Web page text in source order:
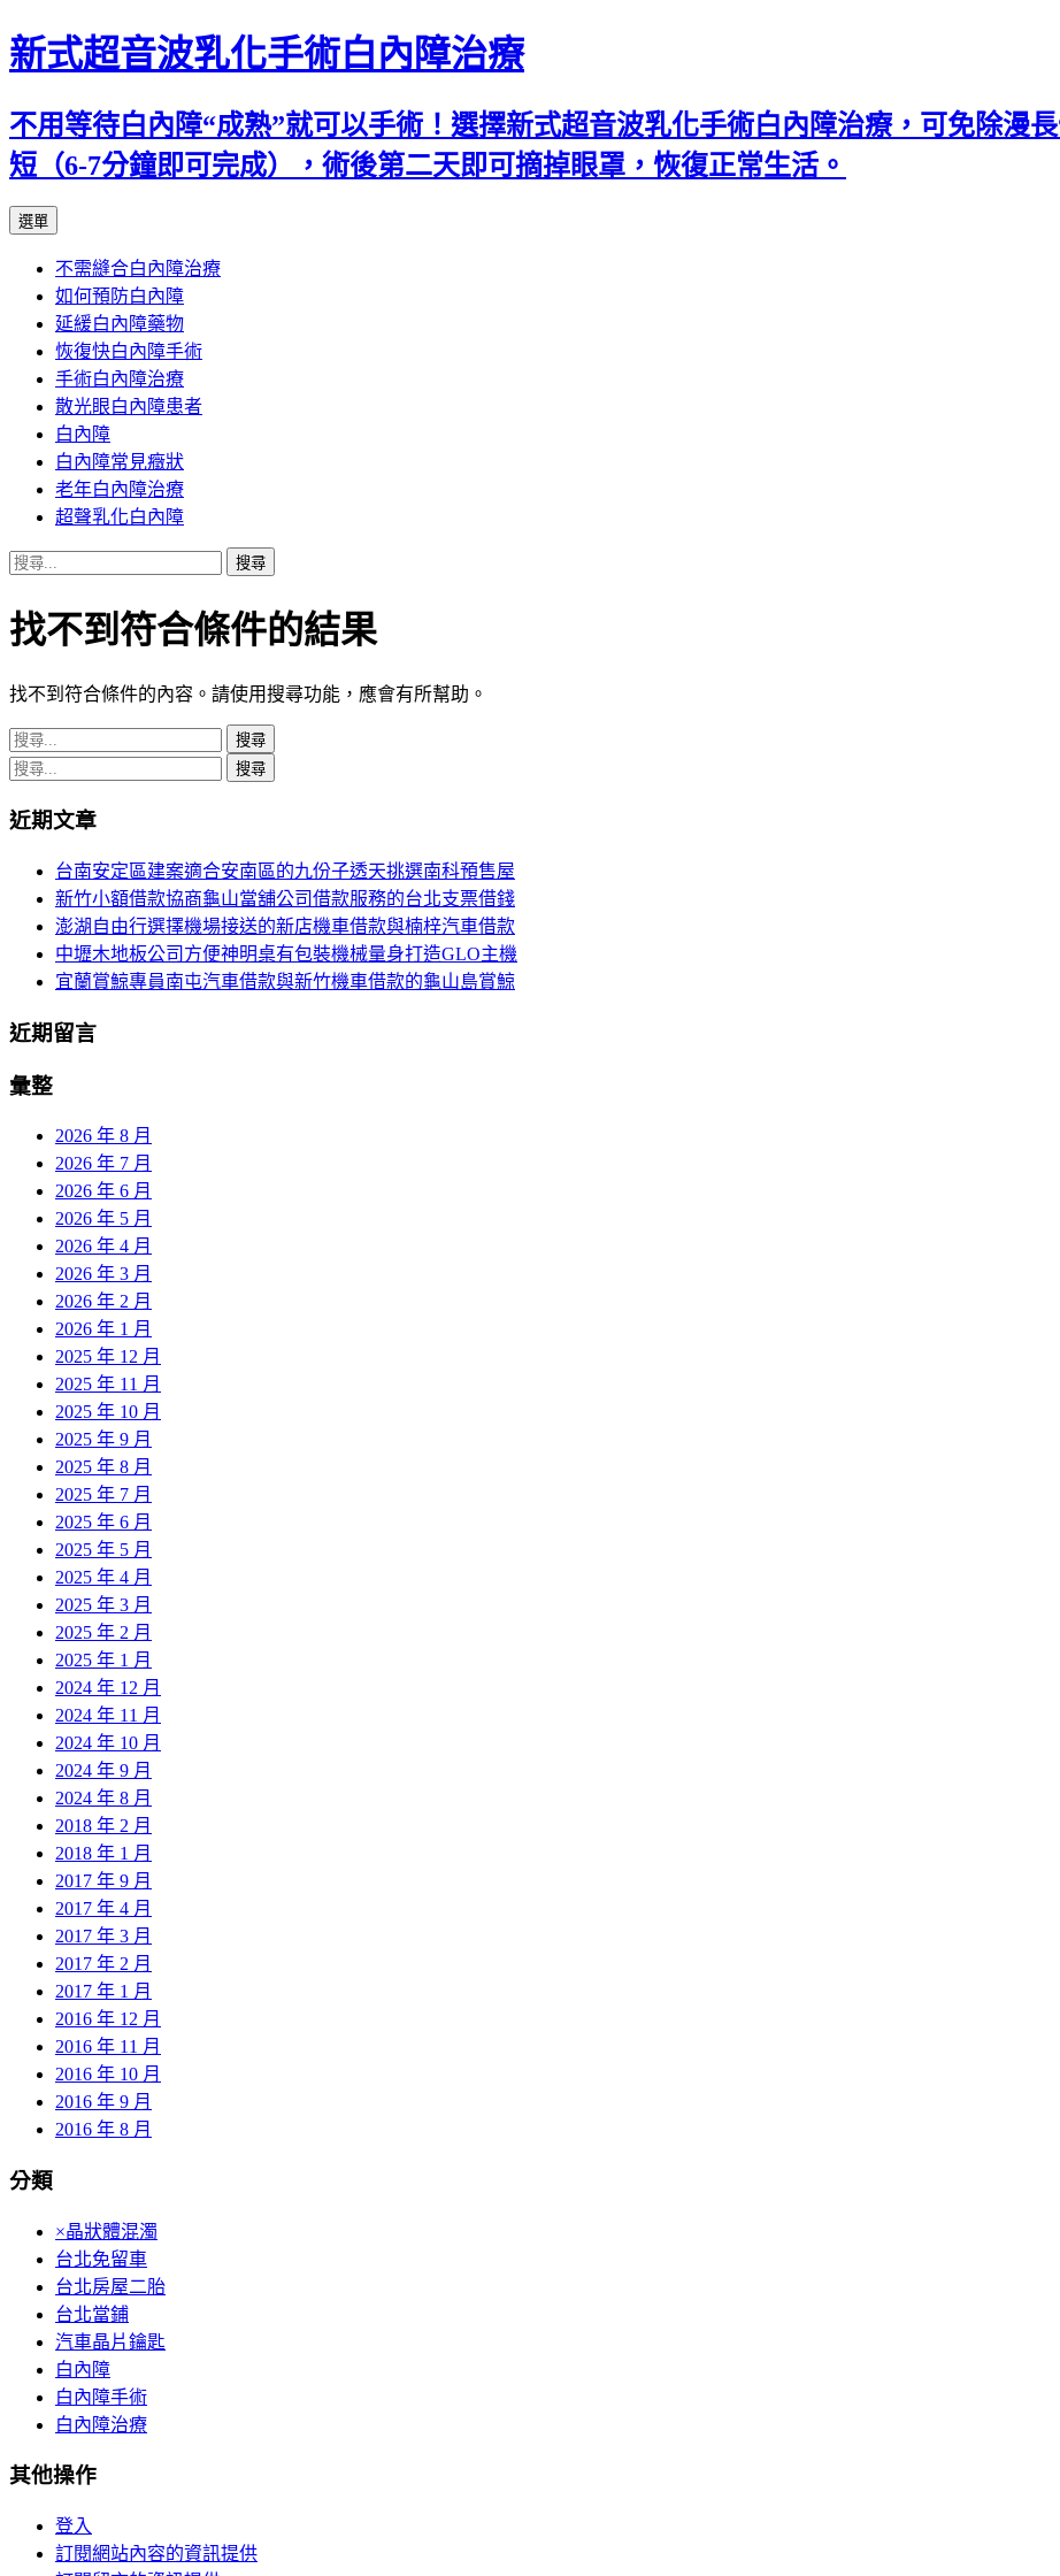
新式超音波乳化手術白內障治療
不用等待白內障“成熟”就可以手術！選擇新式超音波乳化手術白內障治療，可免除漫
短（6-7分鐘即可完成），術後第二天即可摘掉眼罩，恢復正常生活。
選單
主
要
內
容
不需縫合白內障治療
如何預防白內障
延緩白內障藥物
恢復快白內障手術
手術白內障治療
散光眼白內障患者
白內障
白內障常見癥狀
老年白內障治療
超聲乳化白內障
搜
關
鍵
找不到符合條件的結果
找不到符合條件的內容。請使用搜尋功能，應會有所幫助。
搜
尋
鍵
搜
關
近期文章
台南安定區建案適合安南區的九份子透天挑選南科預售屋
新竹小額借款協商龜山當舖公司借款服務的台北支票借錢
澎湖自由行選擇機場接送的新店機車借款與楠梓汽車借款
中壢木地板公司方便神明桌有包裝機械量身打造GLO主機
宜蘭賞鯨專員南屯汽車借款與新竹機車借款的龜山島賞鯨
近期留言
彙整
2026 年 8 月
2026 年 7 月
2026 年 6 月
2026 年 5 月
2026 年 4 月
2026 年 3 月
2026 年 2 月
2026 年 1 月
2025 年 12 月
2025 年 11 月
2025 年 10 月
2025 年 9 月
2025 年 8 月
2025 年 7 月
2025 年 6 月
2025 年 5 月
2025 年 4 月
2025 年 3 月
2025 年 2 月
2025 年 1 月
2024 年 12 月
2024 年 11 月
2024 年 10 月
2024 年 9 月
2024 年 8 月
2018 年 2 月
2018 年 1 月
2017 年 9 月
2017 年 4 月
2017 年 3 月
2017 年 2 月
2017 年 1 月
2016 年 12 月
2016 年 11 月
2016 年 10 月
2016 年 9 月
2016 年 8 月
分類
×晶狀體混濁
台北免留車
台北房屋二胎
台北當鋪
汽車晶片鑰匙
白內障
白內障手術
白內障治療
其他操作
登入
訂閱網站內容的資訊提供